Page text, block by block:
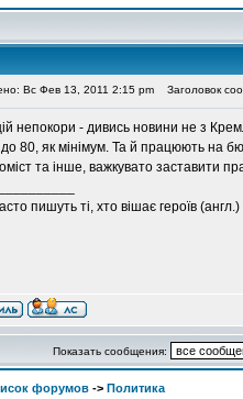
Вс Фев 13, 2011 2:15 pm Заголовок
непокори - дивись новини не з
80, як мінімум. Та й працюють на
та інше, важкувато заставити
пишуть ті, хто вішає героїв
Показать сообщения:
форумов -> Политика